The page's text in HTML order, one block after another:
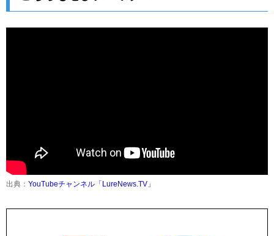
出典： YouTubeチャンネル「LureNews.TV」